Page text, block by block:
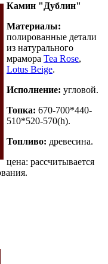
Камин "Дублин"
Материалы:
полированные детали
из натурального
мрамора Tea Rose,
Lotus Beige.
Исполнение: угловой.
Топка: 670-700*440-
510*520-570(h).
Топливо: древесина.
цена: рассчитывается